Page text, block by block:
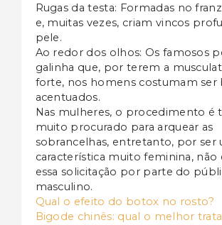
Rugas da testa: Formadas no
e, muitas vezes, criam vincos
pele.
Ao redor dos olhos: Os famosos
galinha que, por terem a
forte, nos homens costumam ser
acentuados.
Nas mulheres, o procedimento é
muito procurado para arquear as
sobrancelhas, entretanto, por ser
característica muito feminina, não
essa solicitação por parte do
masculino.
Qual o efeito do botox no rosto?
Bigode chinês: qual o melhor